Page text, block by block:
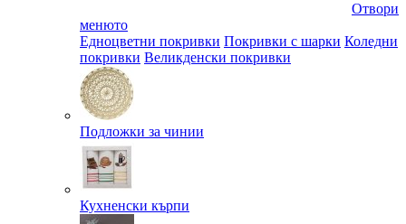
Отвори
менюто
Едноцветни покривки Покривки с шарки Коледни
покривки Великденски покривки
Подложки за чинии
Кухненски кърпи